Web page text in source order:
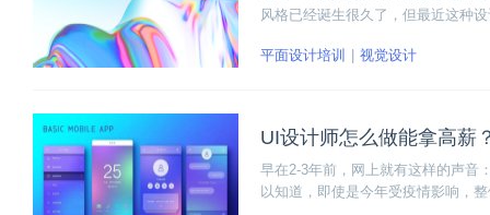
风格已经诞生很久了，但最近这种
平面设计培训
视觉设计
UI设计师怎么做能拿高薪
早在2-3年前，网上就有这样的声音
以知道，即使是今年受疫情影响，